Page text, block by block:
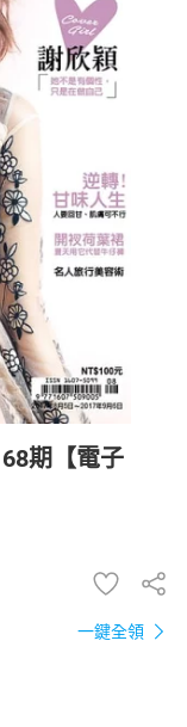
親子玩具
期【電子
一鍵全領